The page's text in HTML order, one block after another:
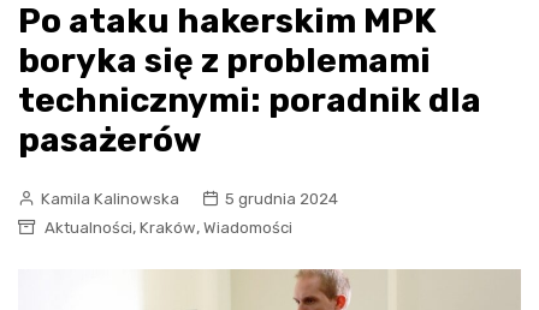
Po ataku hakerskim MPK
boryka się z problemami
technicznymi: poradnik dla
pasażerów
Kamila Kalinowska
5 grudnia 2024
Aktualności, Kraków, Wiadomości